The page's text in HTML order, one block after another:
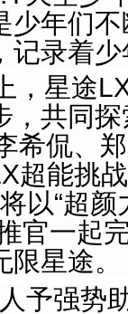
少年们
录着少
星途LX
，共同
希侃、
超能挑
以“超颜
官一起
星途。